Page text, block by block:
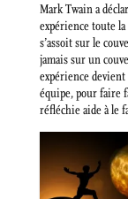
Mark Twain a
expérience toute la
s’assoit sur le
jamais sur un
expérience
équipe, pour faire
réfléchie aide à le